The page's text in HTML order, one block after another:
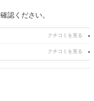
認ください。